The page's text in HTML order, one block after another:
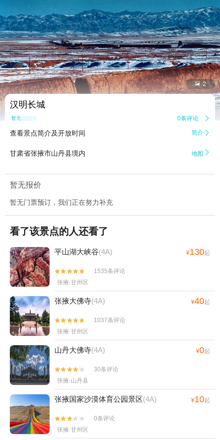
 2
汉明长城
暂无点评 0条评论 
查看景点简介及开放时间 简介 
甘肃省张掖市山丹县境内 地图 
暂无报价
暂无门票预订，我们正在努力补充
看了该景点的人还看了
平山湖大峡谷(4A) ¥130起


1535条评论
张掖·甘州区
张掖大佛寺(4A) ¥40起


1037条评论
张掖·甘州区
山丹大佛寺(4A) ¥0起


30条评论
张掖·山丹县
张掖国家沙漠体育公园景区(4A) ¥10起


0条评论
张掖·甘州区